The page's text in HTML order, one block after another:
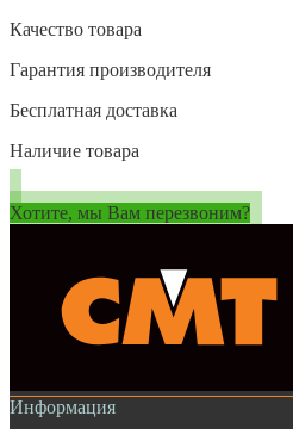
Качество товара
Гарантия производителя
Бесплатная доставка
Наличие товара
Хотите, мы Вам перезвоним?
Информация